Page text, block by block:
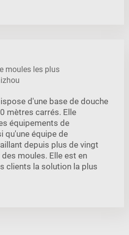
moules les plus
d'une base de douche
mètres carrés. Elle
équipements de
qu'une équipe de
depuis plus de vingt
moules. Elle est en
clients la solution la plus